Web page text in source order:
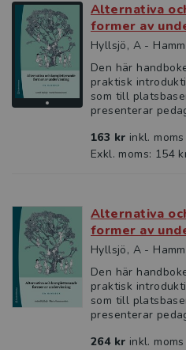
Alternativa
former av
Hyllsjö, A -
Den här
praktisk
som till
presenterar
163 kr inkl. moms
Exkl. moms: 154
Alternativa
former av
Hyllsjö, A -
Den här
praktisk
som till
presenterar
264 kr inkl. moms